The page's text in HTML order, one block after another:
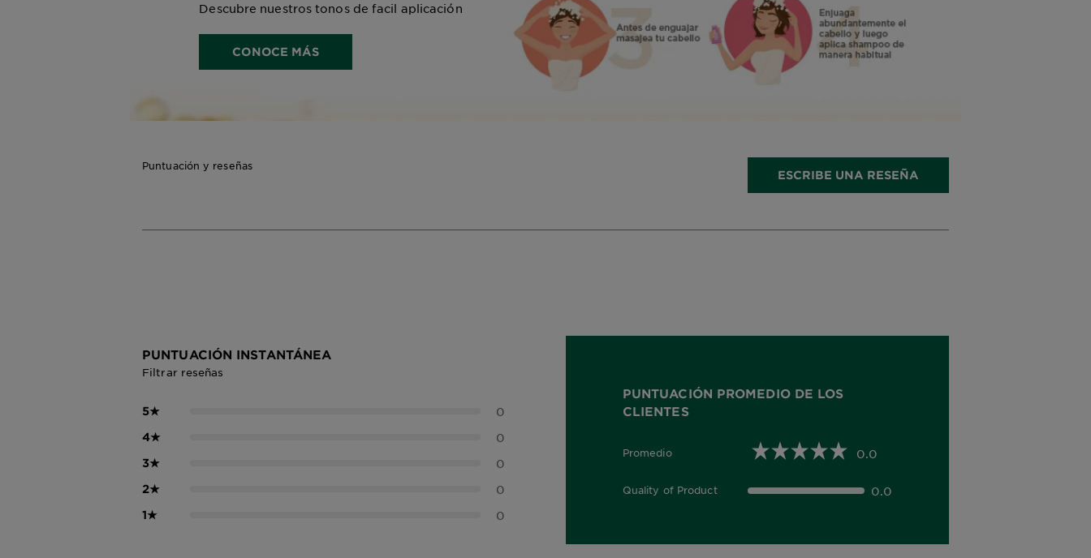
Descubre nuestros tonos de facil aplicación
CONOCE MÁS
Puntuación y reseñas
ESCRIBE UNA RESEÑA
PUNTUACIÓN INSTANTÁNEA
Filtrar reseñas
5★ 0
4★ 0
3★ 0
2★ 0
1★ 0
PUNTUACIÓN PROMEDIO DE LOS
CLIENTES
Promedio
0.0 out of 5 stars 0.0
Quality of Product
0.0 out of 5 stars 0.0